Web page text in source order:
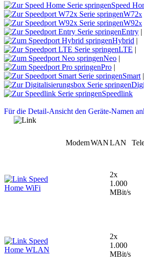
Speed
W72x
W92x
Entry |
Hybrid |
LTE |
Neo |
Pro |
Smart |
Speedlink
Für die Detail-Ansicht den Geräte-Namen
ModemWANLAN
Speed
Home WiFi
2x
1.000
MBit/s
Speed
Home WLAN
2x
1.000
MBit/s